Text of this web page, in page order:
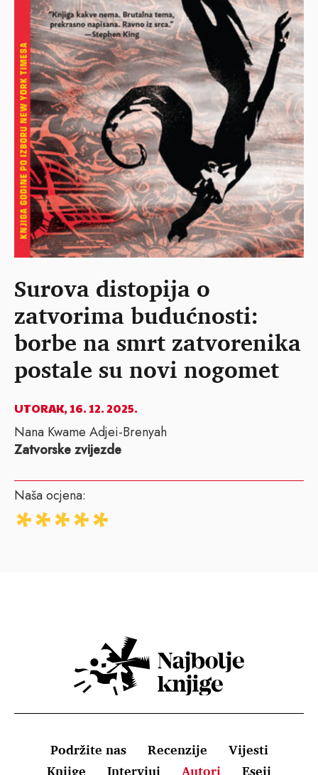
Surova distopija o
zatvorima budućnosti:
borbe na smrt zatvorenika
postale su novi nogomet
UTORAK, 16. 12. 2025.
Nana Kwame Adjei-Brenyah
Zatvorske zvijezde
Naša ocjena:
Podržite nas Recenzije
Vijesti
Knjige
Intervjui Autori Eseji